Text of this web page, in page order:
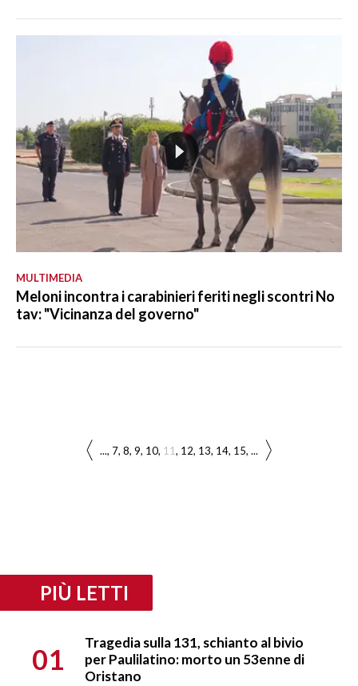
MULTIMEDIA
Meloni incontra i carabinieri feriti negli scontri No
tav: "Vicinanza del governo"
... 7 8 9 10 11 12 13 14 15 ...
PIÙ LETTI
01
Tragedia sulla 131, schianto al bivio
per Paulilatino: morto un 53enne di
Oristano